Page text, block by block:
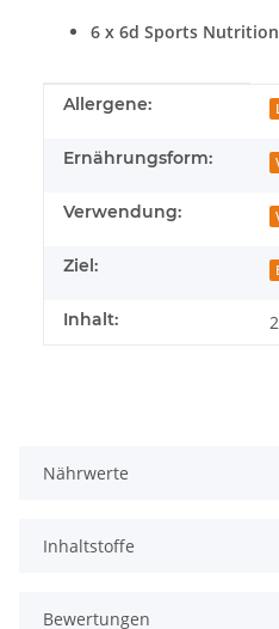
6 x 6d Sports
Produkteigenschaft
Wert
Allergene:
Ernährungsform:
Verwendung:
Ziel:
Inhalt:
Nährwerte
Inhaltstoffe
Bewertungen